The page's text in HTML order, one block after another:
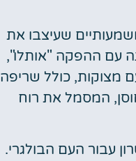
שעיצבו את
עונתו הראשונה עם ההפקה "אותלו",
מצוקות, כולל שריפה
בחוסן, המסמל את רוח
של התיאטרון עבור העם הבולגרי.